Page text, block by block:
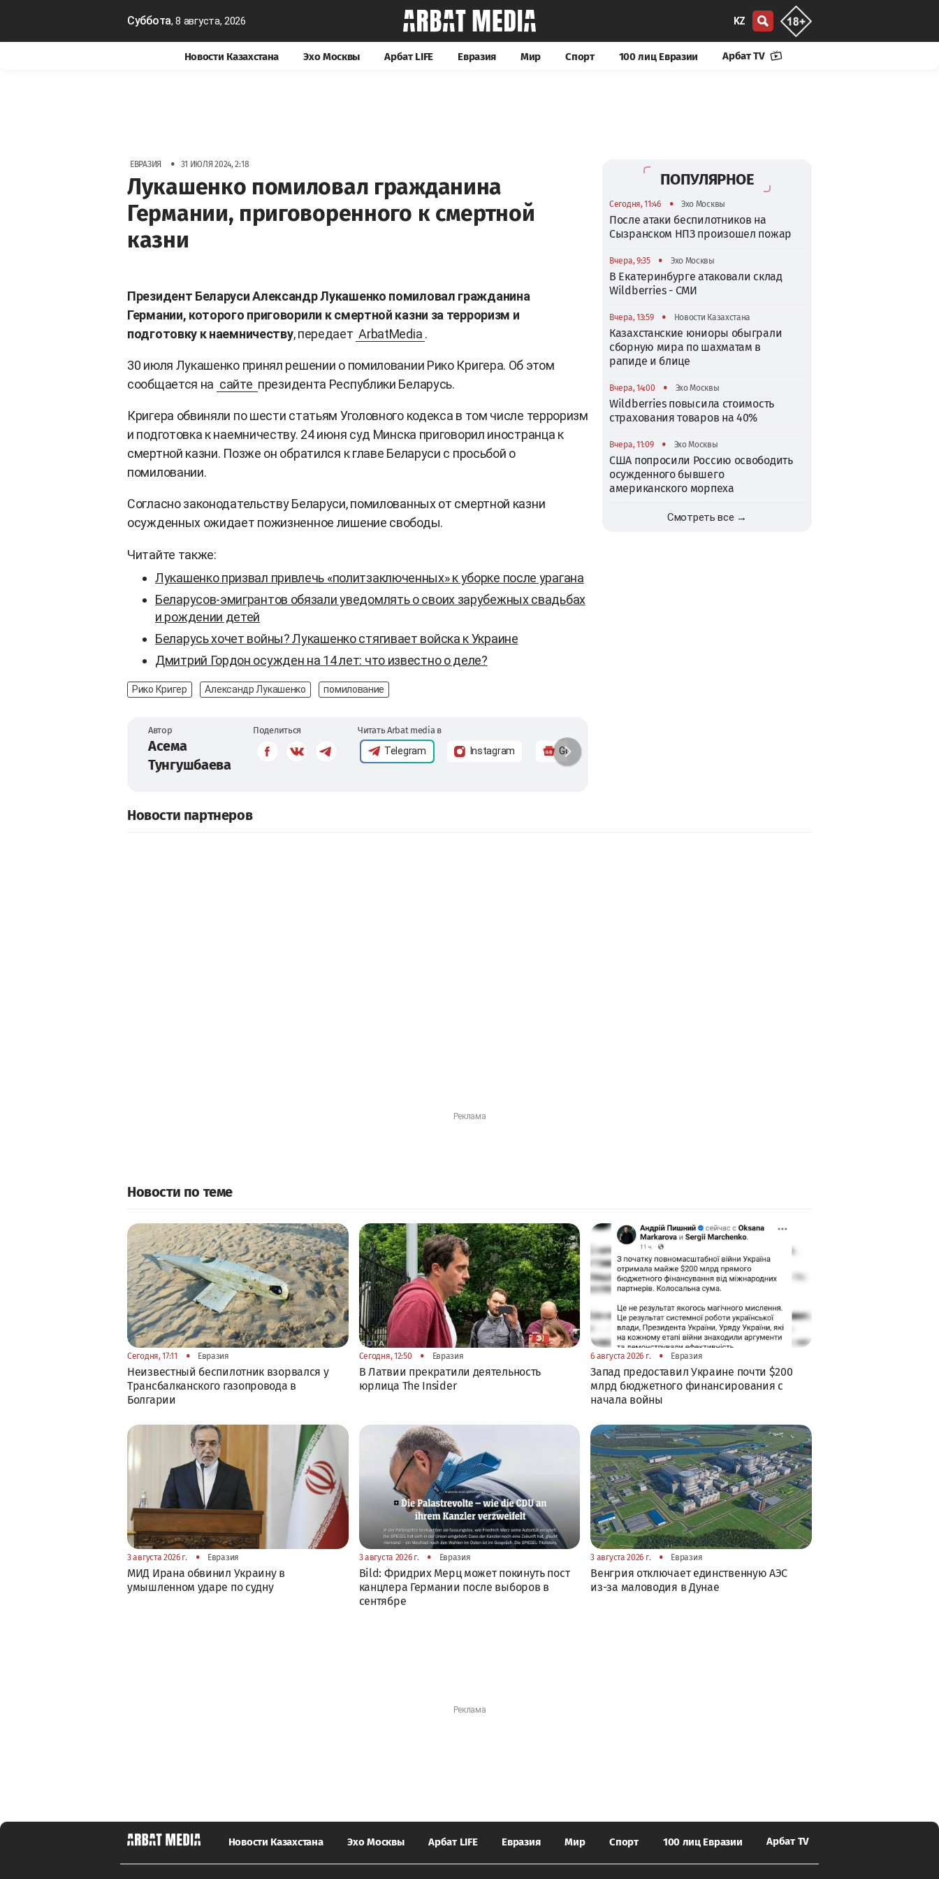
Суббота, 8 августа, 2026 KZ
Новости Казахстана Эхо Москвы Арбат LIFE Евразия Мир Спорт 100 лиц Евразии Арбат TV
ЕВРАЗИЯ • 31 ИЮЛЯ 2024, 2:18
Лукашенко помиловал гражданина
Германии, приговоренного к смертной
казни
Президент Беларуси Александр Лукашенко помиловал гражданина
Германии, которого приговорили к смертной казни за терроризм и
подготовку к наемничеству, передает ArbatMedia .
30 июля Лукашенко принял решении о помиловании Рико Кригера. Об этом
сообщается на сайте президента Республики Беларусь.
Кригера обвиняли по шести статьям Уголовного кодекса в том числе терроризм
и подготовка к наемничеству. 24 июня суд Минска приговорил иностранца к
смертной казни. Позже он обратился к главе Беларуси с просьбой о
помиловании.
Согласно законодательству Беларуси, помилованных от смертной казни
осужденных ожидает пожизненное лишение свободы.
Читайте также:
Лукашенко призвал привлечь «политзаключенных» к уборке после урагана
Беларусов-эмигрантов обязали уведомлять о своих зарубежных свадьбах
и рождении детей
Беларусь хочет войны? Лукашенко стягивает войска к Украине
Дмитрий Гордон осужден на 14 лет: что известно о деле?
Рико Кригер Александр Лукашенко помилование
Автор
Асема
Тунгушбаева
Поделиться Читать Arbat media в
Telegram Instagram Google News
ПОПУЛЯРНОЕ
Сегодня, 11:46 • Эхо Москвы
После атаки беспилотников на
Сызранском НПЗ произошел пожар
Вчера, 9:35 • Эхо Москвы
В Екатеринбурге атаковали склад
Wildberries - СМИ
Вчера, 13:59 • Новости Казахстана
Казахстанские юниоры обыграли
сборную мира по шахматам в
рапиде и блице
Вчера, 14:00 • Эхо Москвы
Wildberries повысила стоимость
страхования товаров на 40%
Вчера, 11:09 • Эхо Москвы
США попросили Россию освободить
осужденного бывшего
американского морпеха
Смотреть все →
Новости партнеров
Новости по теме
Сегодня, 17:11 • Евразия
Неизвестный беспилотник взорвался у
Трансбалканского газопровода в
Болгарии
Сегодня, 12:50 • Евразия
В Латвии прекратили деятельность
юрлица The Insider
6 августа 2026 г. • Евразия
Запад предоставил Украине почти $200
млрд бюджетного финансирования с
начала войны
3 августа 2026 г. • Евразия
МИД Ирана обвинил Украину в
умышленном ударе по судну
3 августа 2026 г. • Евразия
Bild: Фридрих Мерц может покинуть пост
канцлера Германии после выборов в
сентябре
3 августа 2026 г. • Евразия
Венгрия отключает единственную АЭС
из-за маловодия в Дунае
Новости Казахстана Эхо Москвы Арбат LIFE Евразия Мир Спорт 100 лиц Евразии Арбат TV